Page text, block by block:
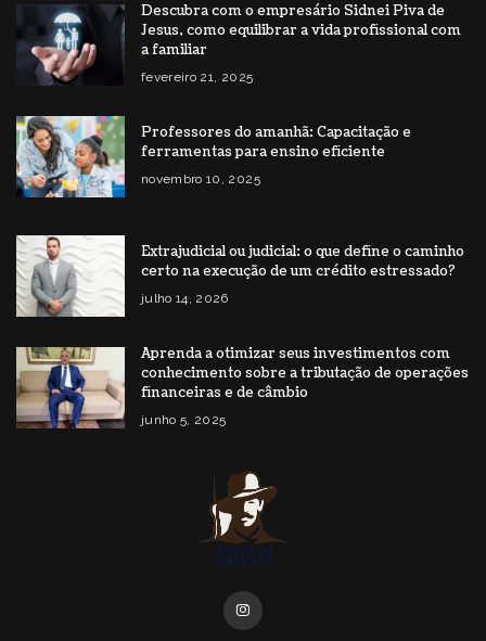
Descubra com o empresário Sidnei Piva de
Jesus, como equilibrar a vida profissional com
a familiar
fevereiro 21, 2025
Professores do amanhã: Capacitação e
ferramentas para ensino eficiente
novembro 10, 2025
Extrajudicial ou judicial: o que define o caminho
certo na execução de um crédito estressado?
julho 14, 2026
Aprenda a otimizar seus investimentos com
conhecimento sobre a tributação de operações
financeiras e de câmbio
junho 5, 2025